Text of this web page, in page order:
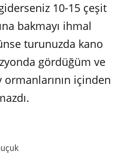
10-15 çeşit
bakmayı ihmal
turunuzda kano
gördüğüm ve
içinden